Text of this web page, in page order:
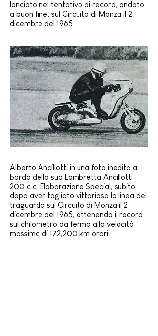
lanciato nel tentativo di record, andato
a buon fine, sul Circuito di Monza il 2
dicembre del 1965.
Alberto Ancillotti in una foto inedita a
bordo della sua Lambretta Ancillotti
200 c.c. Elaborazione Special, subito
dopo aver tagliato vittorioso la linea del
traguardo sul Circuito di Monza il 2
dicembre del 1965, ottenendo il record
sul chilometro da fermo alla velocità
massima di 172,200 km orari.